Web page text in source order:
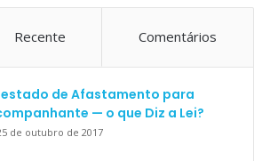
Recente Comentários
de Afastamento para
— o que Diz a Lei?
de outubro de 2017